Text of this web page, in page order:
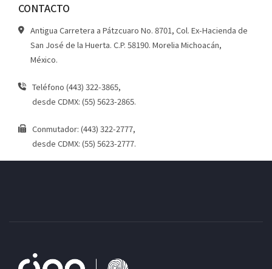
CONTACTO
Antigua Carretera a Pátzcuaro No. 8701, Col. Ex-Hacienda de
San José de la Huerta. C.P. 58190. Morelia Michoacán,
México.
Teléfono (443) 322-3865,
desde CDMX: (55) 5623-2865.
Conmutador: (443) 322-2777,
desde CDMX: (55) 5623-2777.